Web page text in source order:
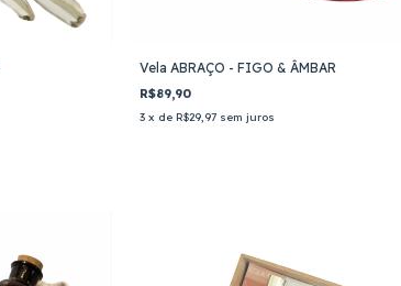
Vela ABRAÇO - FIGO & ÂMBAR
R$89,90
3 x de R$29,97 sem juros